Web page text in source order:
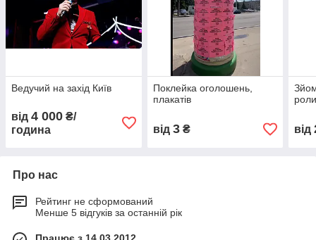
Ведучий на захід Київ
від 4 000 ₴/
година
Поклейка оголошень,
плакатів
від 3₴ від
Про нас
Рейтинг не сформований
Менше 5 відгуків за останній рік